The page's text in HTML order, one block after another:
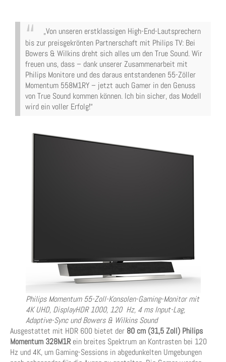
„Von unseren erstklassigen High-End-Lautsprechern
bis zur preisgekrönten Partnerschaft mit Philips TV: Bei
Bowers & Wilkins dreht sich alles um den True Sound. Wir
freuen uns, dass – dank unserer Zusammenarbeit mit
Philips Monitore und des daraus entstandenen 55-Zöller
Momentum 558M1RY – jetzt auch Gamer in den Genuss
von True Sound kommen können. Ich bin sicher, das Modell
wird ein voller Erfolg!“
Philips Momentum 55-Zoll-Konsolen-Gaming-Monitor mit
4K UHD, DisplayHDR 1000, 120 Hz, 4 ms Input-Lag,
Adaptive-Sync und Bowers & Wilkins Sound
Ausgestattet mit HDR 600 bietet der 80 cm (31,5 Zoll) Philips
Momentum 328M1Rein breites Spektrum an Kontrasten bei 120
Hz und 4K, um Gaming-Sessions in abgedunkelten Umgebungen